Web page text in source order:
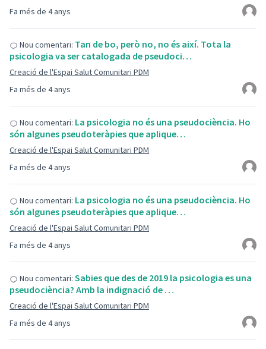
Fa més de 4 anys
Fa més de 4 anys
Nou comentari: Tan de bo, però no, no és així. Tota la
psicologia va ser catalogada de pseudoci…
Creació de l'Espai Salut Comunitari PDM
Fa més de 4 anys
Nou comentari: La psicologia no és una pseudociència. Ho
són algunes pseudoteràpies que aplique…
Creació de l'Espai Salut Comunitari PDM
Fa més de 4 anys
Nou comentari: La psicologia no és una pseudociència. Ho
són algunes pseudoteràpies que aplique…
Creació de l'Espai Salut Comunitari PDM
Fa més de 4 anys
Nou comentari: Sabies que des de 2019 la psicologia es una
pseudociència? Amb la indignació de …
Creació de l'Espai Salut Comunitari PDM